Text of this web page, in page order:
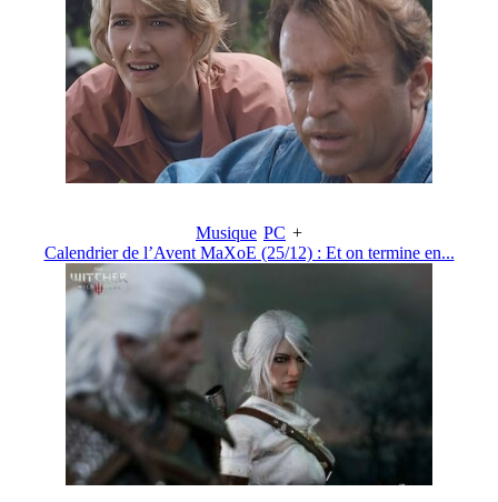
Musique PC +
Calendrier de l’Avent MaXoE (25/12) : Et on termine en...